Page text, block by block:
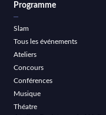
Programme
Slam
Tous les événements
Ateliers
Concours
Conférences
Musique
Théatre